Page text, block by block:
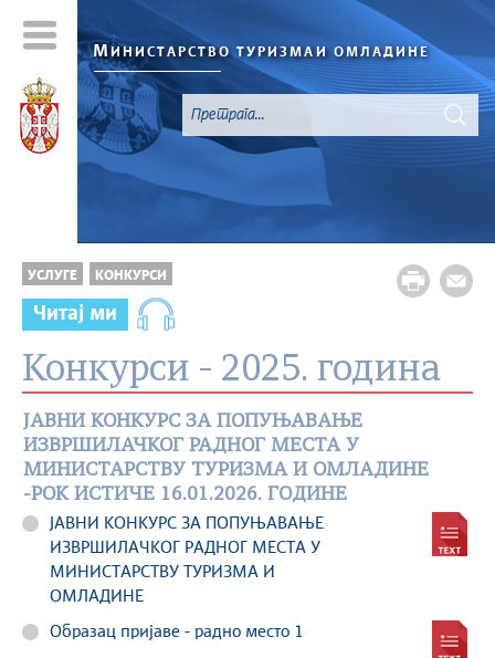
М ИНИСТАРСТВО ТУРИЗМАИ ОМЛАДИНЕ
УСЛУГЕ КОНКУРСИ
Читај ми
Конкурси - 2025. година
ЈАВНИ КОНКУРС ЗА ПОПУЊАВАЊЕ
ИЗВРШИЛАЧКОГ РАДНОГ МЕСТА У
МИНИСТАРСТВУ ТУРИЗМА И ОМЛАДИНЕ
-РОК ИСТИЧЕ 16.01.2026. ГОДИНЕ
ЈАВНИ КОНКУРС ЗА ПОПУЊАВАЊЕ
ИЗВРШИЛАЧКОГ РАДНОГ МЕСТА У
МИНИСТАРСТВУ ТУРИЗМА И
ОМЛАДИНЕ
Образац пријаве - радно место 1